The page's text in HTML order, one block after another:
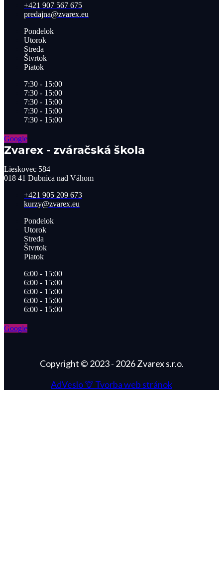
+421 907 567 675
predajna@zvarex.eu
Pondelok
Utorok
Streda
Štvrtok
Piatok
7:30 - 15:00
7:30 - 15:00
7:30 - 15:00
7:30 - 15:00
7:30 - 15:00
Google
Zvarex - zváračská škola
Lieskovec 584
018 41 Dubnica nad Váhom​
+421 905 209 673​
kurzy@zvarex.eu
Pondelok
Utorok
Streda
Štvrtok
Piatok
6:00 - 15:00
6:00 - 15:00
6:00 - 15:00
6:00 - 15:00
6:00 - 15:00
Google
Copyright © 2023 - 2026 Zvarex s.r.o.
AdVeslo 🦒 Tvorba web stránok